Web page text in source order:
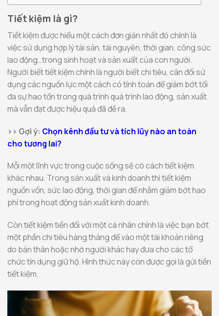
Tiết kiệm là gì?
Tiết kiệm được hiểu một cách đơn giản nhất đó chính là
việc sử dụng hợp lý tài sản, tài nguyên, thời gian, công sức
lao động…trong sinh hoạt và sản xuất của con người.
Người biết tiết kiệm chính là người biết chi tiêu, cân đối sử
dụng các nguồn lực một cách có tính toán để giảm bớt tối
đa sự hao tổn trong quá trình quá trình lao động, sản xuất
mà vẫn đạt được hiệu quả đã đề ra.
>> Gợi ý: Chọn kênh đầu tư và tích lũy nào an toàn
cho tương lai?
Mỗi một lĩnh vực trong cuộc sống sẽ có cách tiết kiệm
khác nhau. Trong sản xuất và kinh doanh thì tiết kiệm
nguồn vốn, sức lao động, thời gian để nhằm giảm bớt hao
phí trong hoạt động sản xuất kinh doanh.
Còn tiết kiệm tiền đối với một cá nhân chính là việc bạn bớt
một phần chi tiêu hàng tháng để vào một tài khoản riêng
do bản thân hoặc nhờ người khác hay đưa cho các tổ
chức tín dụng giữ hộ. Hình thức này còn được gọi là gửi tiền
tiết kiệm.